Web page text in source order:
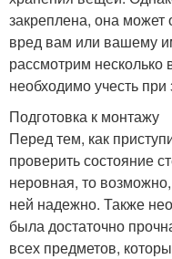
закреплена, она может
вред вам или вашему
рассмотрим несколько
необходимо учесть
Подготовка к монтажу
Перед тем, как
проверить состояние
неровная, то
ней надежно. Также
была достаточно
всех предметов,